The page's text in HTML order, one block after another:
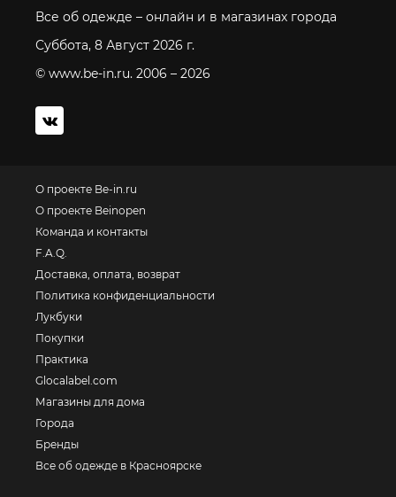
Все об одежде – онлайн и в магазинах города
Суббота, 8 Август 2026 г.
© www.be-in.ru. 2006 – 2026
О проекте Be-in.ru
О проекте Beinopen
Команда и контакты
F.A.Q.
Доставка, оплата, возврат
Политика конфиденциальности
Лукбуки
Покупки
Практика
Glocalabel.com
Магазины для дома
Города
Бренды
Все об одежде в Красноярске